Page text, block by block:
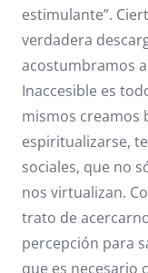
estimulante”.
verdadera
acostumbramos
Inaccesible es
mismos creamos
espiritualizarse,
sociales, que no
nos virtualizan.
trato de
percepción para
que es necesario